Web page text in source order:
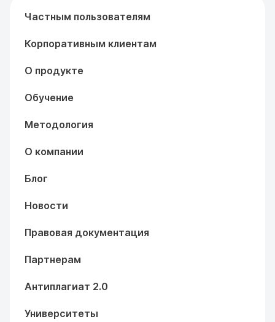
Частным пользователям
Корпоративным клиентам
О продукте
Обучение
Методология
О компании
Блог
Новости
Правовая документация
Партнерам
Антиплагиат 2.0
Университеты